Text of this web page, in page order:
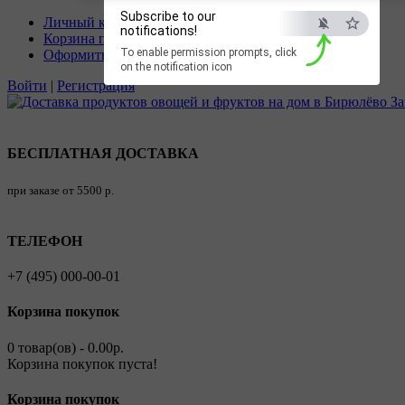
Разрешите сайту vashalavka.ru
отправлять вам уведомления на
рабочий стол
Запретить
Subscribe to our
notifications!
To enable permission prompts, click
on the notification icon
Личный кабинет
Корзина покупок
Оформить заказ
Войти | Регистрация
БЕСПЛАТНАЯ ДОСТАВКА
при заказе от 5500 р.
ТЕЛЕФОН
+7 (495) 000-00-01
Корзина покупок
0 товар(ов) - 0.00р.
Корзина покупок пуста!
Корзина покупок